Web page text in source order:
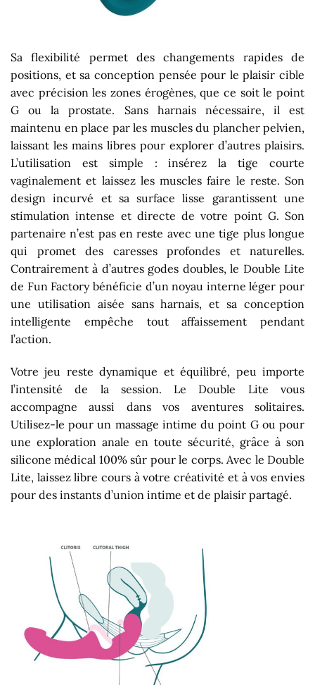
Sa flexibilité permet des changements rapides de
positions, et sa conception pensée pour le plaisir cible
avec précision les zones érogènes, que ce soit le point
G ou la prostate. Sans harnais nécessaire, il est
maintenu en place par les muscles du plancher pelvien,
laissant les mains libres pour explorer d’autres plaisirs.
L’utilisation est simple : insérez la tige courte
vaginalement et laissez les muscles faire le reste. Son
design incurvé et sa surface lisse garantissent une
stimulation intense et directe de votre point G. Son
partenaire n’est pas en reste avec une tige plus longue
qui promet des caresses profondes et naturelles.
Contrairement à d’autres godes doubles, le Double Lite
de Fun Factory bénéficie d’un noyau interne léger pour
une utilisation aisée sans harnais, et sa conception
intelligente empêche tout affaissement pendant
l’action.
Votre jeu reste dynamique et équilibré, peu importe
l’intensité de la session. Le Double Lite vous
accompagne aussi dans vos aventures solitaires.
Utilisez-le pour un massage intime du point G ou pour
une exploration anale en toute sécurité, grâce à son
silicone médical 100% sûr pour le corps. Avec le Double
Lite, laissez libre cours à votre créativité et à vos envies
pour des instants d’union intime et de plaisir partagé.